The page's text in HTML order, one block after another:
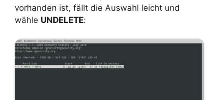
vorhanden ist, fällt die Auswahl leicht und
wähle UNDELETE: